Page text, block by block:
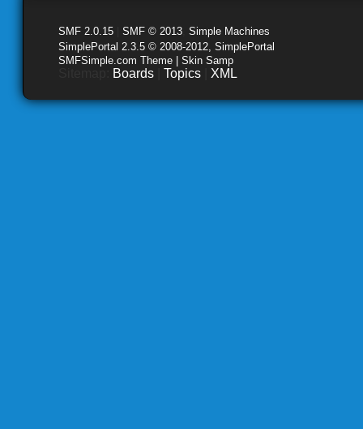
SMF 2.0.15 SMF © 2013 Simple Machines
SimplePortal 2.3.5 © 2008-2012, SimplePortal
SMFSimple.com Theme | Skin Samp
Boards Topics XML